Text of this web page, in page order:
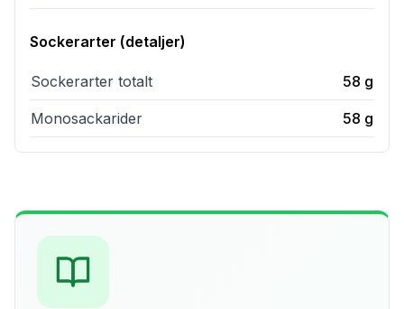
Sockerarter (detaljer)
Sockerarter totalt 58 g
Monosackarider 58 g